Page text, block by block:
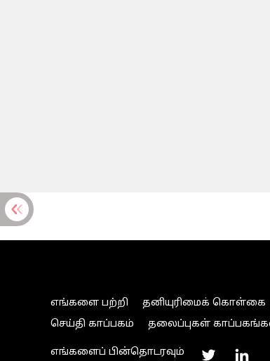
எங்களை பற்றி தனியுரிமைக் கொள்கை
செய்தி காப்பகம்
தலைப்புகள்
எங்களைப் பின்தொடரவும்